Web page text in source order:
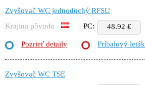
Zvyšovač WC jednoduchý RFSU
Krajina pôvodu
PC: 48.92 €
Pozrieť detaily Príbalový leták
Zvyšovač WC TSE